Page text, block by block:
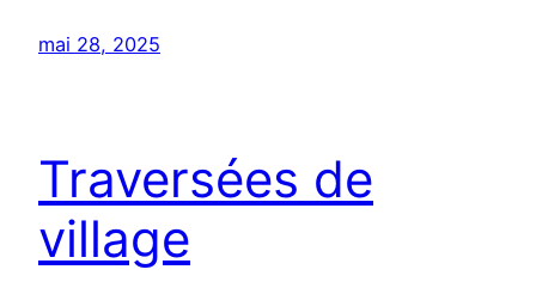
mai 28, 2025
Traversées de
village